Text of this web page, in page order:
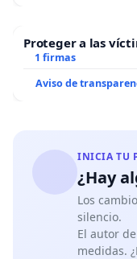
Proteger a las
1 firmas
Aviso de
INICIA TU
¿Hay
Los
silencio.
El autor
medidas.